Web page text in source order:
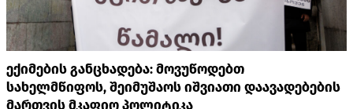
ექიმების განცხადება: მოვუწოდებთ
სახელმწიფოს, შეიმუშაოს იშვიათი დაავადებების